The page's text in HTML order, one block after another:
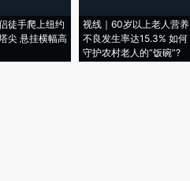
徒手爬上纽约
尖 悬挂横幅高
视线｜60岁以上老人营养
不良发生率达15.3% 如何
守护农村老人的“饭碗”?